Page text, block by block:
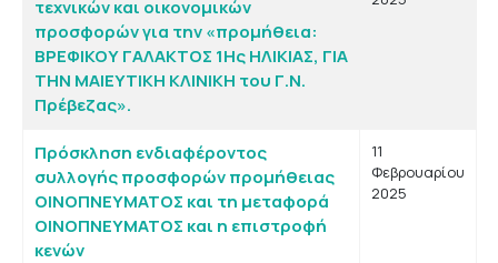
τεχνικών και οικονομικών
προσφορών για την «προμήθεια:
ΒΡΕΦΙΚΟΥ ΓΑΛΑΚΤΟΣ 1Ης ΗΛΙΚΙΑΣ, ΓΙΑ
ΤΗΝ ΜΑΙΕΥΤΙΚΗ ΚΛΙΝΙΚΗ του Γ.Ν.
Πρέβεζας».
Πρόσκληση ενδιαφέροντος
συλλογής προσφορών προμήθειας
ΟΙΝΟΠΝΕΥΜΑΤΟΣ και τη μεταφορά
ΟΙΝΟΠΝΕΥΜΑΤΟΣ και η επιστροφή
κενών
11
Φεβρουαρίου
2025